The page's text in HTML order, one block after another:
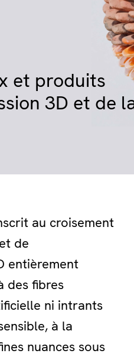
et produits
3D et de
au croisement
de
entièrement
des fibres
ni intrants
à la
nuances sous